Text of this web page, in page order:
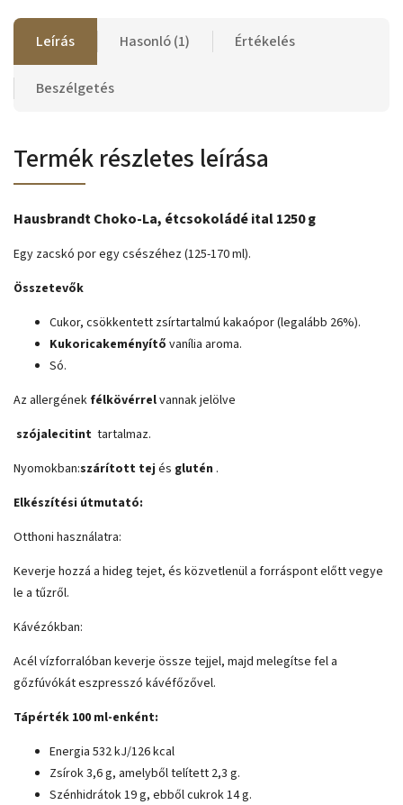
Leírás Hasonló (1) Értékelés
Beszélgetés
Termék részletes leírása
Hausbrandt Choko-La, étcsokoládé ital 1250 g
Egy zacskó por egy csészéhez (125-170 ml).
Összetevők
Cukor, csökkentett zsírtartalmú kakaópor (legalább 26%).
Kukoricakeményítő vanília aroma.
Só.
Az allergének félkövérrelvannak jelölve
szójalecitint tartalmaz.
Nyomokban:szárított tej és glutén .
Elkészítési útmutató:
Otthoni használatra:
Keverje hozzá a hideg tejet, és közvetlenül a forráspont előtt vegye
le a tűzről.
Kávézókban:
Acél vízforralóban keverje össze tejjel, majd melegítse fel a
gőzfúvókát eszpresszó kávéfőzővel.
Tápérték 100 ml-enként:
Energia 532 kJ/126 kcal
Zsírok 3,6 g, amelyből telített 2,3 g.
Szénhidrátok 19 g, ebből cukrok 14 g.